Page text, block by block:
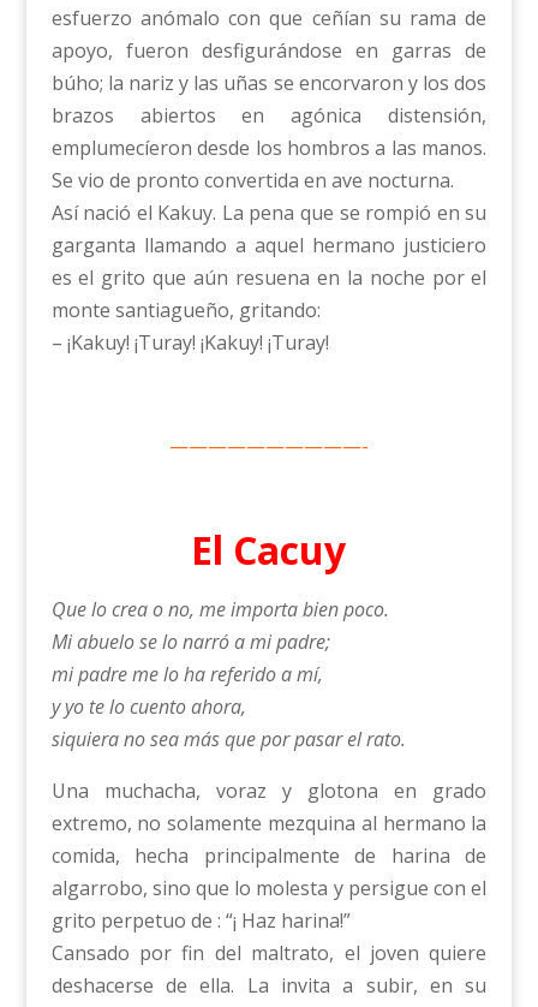
esfuerzo anómalo con que ceñían su rama de
apoyo, fueron desfigurándose en garras de
búho; la nariz y las uñas se encorvaron y los dos
brazos abiertos en agónica distensión,
emplumecíeron desde los hombros a las manos.
Se vio de pronto convertida en ave nocturna.
Así nació el Kakuy. La pena que se rompió en su
garganta llamando a aquel hermano justiciero
es el grito que aún resuena en la noche por el
monte santiagueño, gritando:
– ¡Kakuy! ¡Turay! ¡Kakuy! ¡Turay!
——————————-
El Cacuy
Que lo crea o no, me importa bien poco.
Mi abuelo se lo narró a mi padre;
mi padre me lo ha referido a mí,
y yo te lo cuento ahora,
siquiera no sea más que por pasar el rato.
Una muchacha, voraz y glotona en grado
extremo, no solamente mezquina al hermano la
comida, hecha principalmente de harina de
algarrobo, sino que lo molesta y persigue con el
grito perpetuo de : “¡ Haz harina!”
Cansado por fin del maltrato, el joven quiere
deshacerse de ella. La invita a subir, en su